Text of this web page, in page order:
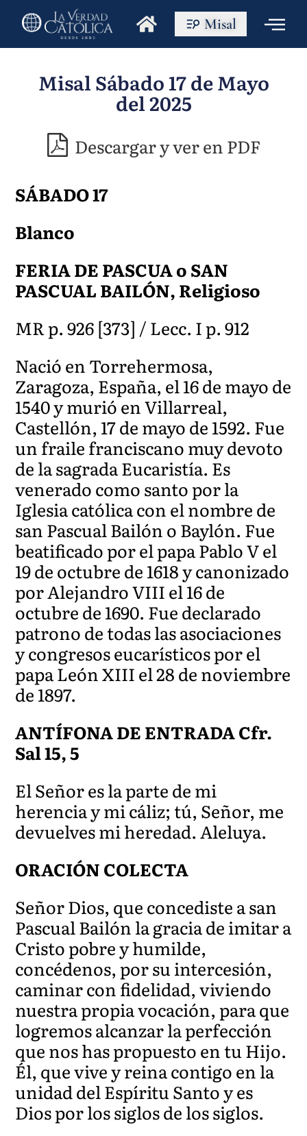
Misal
Misal Sábado 17 de Mayo
del 2025
Descargar y ver en PDF
SÁBADO 17
Blanco
FERIA DE PASCUA o SAN
PASCUAL BAILÓN, Religioso
MR p. 926 [373] / Lecc. I p. 912
Nació en Torrehermosa,
Zaragoza, España, el 16 de mayo de
1540 y murió en Villarreal,
Castellón, 17 de mayo de 1592. Fue
un fraile franciscano muy devoto
de la sagrada Eucaristía. Es
venerado como santo por la
Iglesia católica con el nombre de
san Pascual Bailón o Baylón. Fue
beatificado por el papa Pablo V el
19 de octubre de 1618 y canonizado
por Alejandro VIII el 16 de
octubre de 1690. Fue declarado
patrono de todas las asociaciones
y congresos eucarísticos por el
papa León XIII el 28 de noviembre
de 1897.
ANTÍFONA DE ENTRADA Cfr.
Sal 15, 5
El Señor es la parte de mi
herencia y mi cáliz; tú, Señor, me
devuelves mi heredad. Aleluya.
ORACIÓN COLECTA
Señor Dios, que concediste a san
Pascual Bailón la gracia de imitar a
Cristo pobre y humilde,
concédenos, por su intercesión,
caminar con fidelidad, viviendo
nuestra propia vocación, para que
logremos alcanzar la perfección
que nos has propuesto en tu Hijo.
Él, que vive y reina contigo en la
unidad del Espíritu Santo y es
Dios por los siglos de los siglos.